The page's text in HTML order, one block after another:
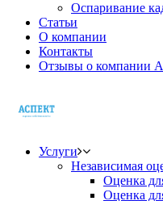
Оспаривание
Статьи
О компании
Контакты
Отзывы о компании
Услуги
Независимая
Оценка
Оценка